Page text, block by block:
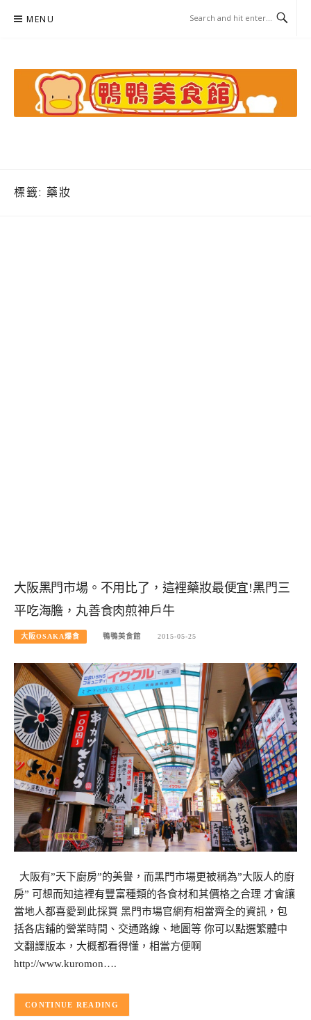
MENU
標籤: 藥妝
大阪黑門市場。不用比了，這裡藥妝最便宜!黑門三
平吃海膽，丸善食肉煎神戶牛
大阪OSAKA爆食 鴨鴨美食館 2015-05-25
大阪有”天下廚房”的美譽，而黑門市場更被稱為”大阪人的廚
房” 可想而知這裡有豐富種類的各食材和其價格之合理 才會讓
當地人都喜愛到此採買 黑門市場官網有相當齊全的資訊，包
括各店鋪的營業時間、交通路線、地圖等 你可以點選繁體中
文翻譯版本，大概都看得懂，相當方便啊
http://www.kuromon….
CONTINUE READING